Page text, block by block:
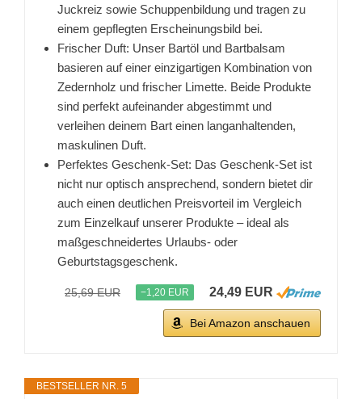
Juckreiz sowie Schuppenbildung und tragen zu
einem gepflegten Erscheinungsbild bei.
Frischer Duft: Unser Bartöl und Bartbalsam
basieren auf einer einzigartigen Kombination von
Zedernholz und frischer Limette. Beide Produkte
sind perfekt aufeinander abgestimmt und
verleihen deinem Bart einen langanhaltenden,
maskulinen Duft.
Perfektes Geschenk-Set: Das Geschenk-Set ist
nicht nur optisch ansprechend, sondern bietet dir
auch einen deutlichen Preisvorteil im Vergleich
zum Einzelkauf unserer Produkte – ideal als
maßgeschneidertes Urlaubs- oder
Geburtstagsgeschenk.
25,69 EUR −1,20 EUR 24,49 EUR
Bei Amazon anschauen
BESTSELLER NR. 5